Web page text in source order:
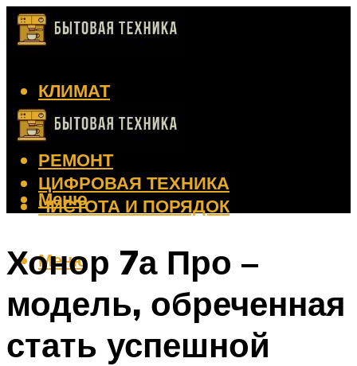
КЛИМАТ
КРАСОТА
КУХНЯ
РЕМОНТ
ЦИФРОВАЯ ТЕХНИКА
ЧИСТОТА И ПОРЯДОК
Меню
Меню
Хонор 7а Про –
модель, обреченная
стать успешной